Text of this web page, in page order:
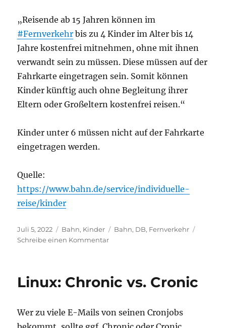
„Reisende ab 15 Jahren können im
#Fernverkehr bis zu 4 Kinder im Alter bis 14
Jahre kostenfrei mitnehmen, ohne mit ihnen
verwandt sein zu müssen. Diese müssen auf der
Fahrkarte eingetragen sein. Somit können
Kinder künftig auch ohne Begleitung ihrer
Eltern oder Großeltern kostenfrei reisen.“
Kinder unter 6 müssen nicht auf der Fahrkarte
eingetragen werden.
Quelle:
https://www.bahn.de/service/individuelle-
reise/kinder
Veröffentlicht
am
Juli 5, 2022 Kategorien
Bahn, Kinder Schlagwörter
Bahn, DB, Fernverkehr
Schreibe einen Kommentarzu
Fernzügen
Linux: Chronic vs. Cronic
Wer zu viele E-Mails von seinen Cronjobs